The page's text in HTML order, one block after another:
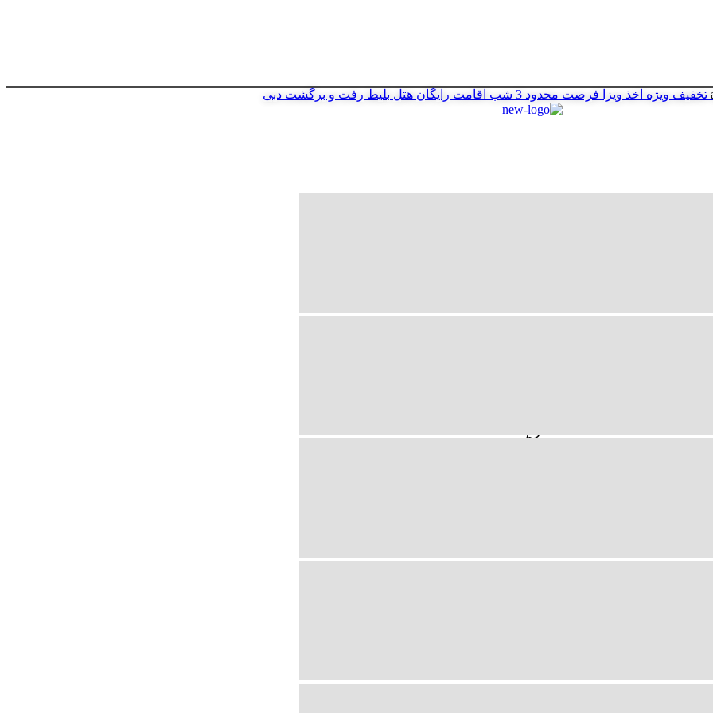
تخفیف ویژه اخذ ویزا فرصت محدود 3 شب اقامت رایگان هتل بلیط رفت و برگشت دبی